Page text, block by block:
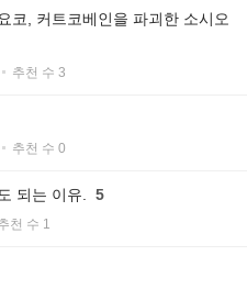
코, 커트코베인을 파괴한 소시오
추천 수 3
추천 수 0
되는 이유. 5
천 수 1